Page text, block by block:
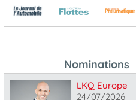
Nominations
LKQ Europe
24/07/2026